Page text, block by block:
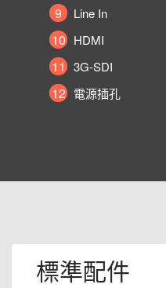
9 Line In
10 HDMI
11 3G-SDI
12 電源插孔
標準配件